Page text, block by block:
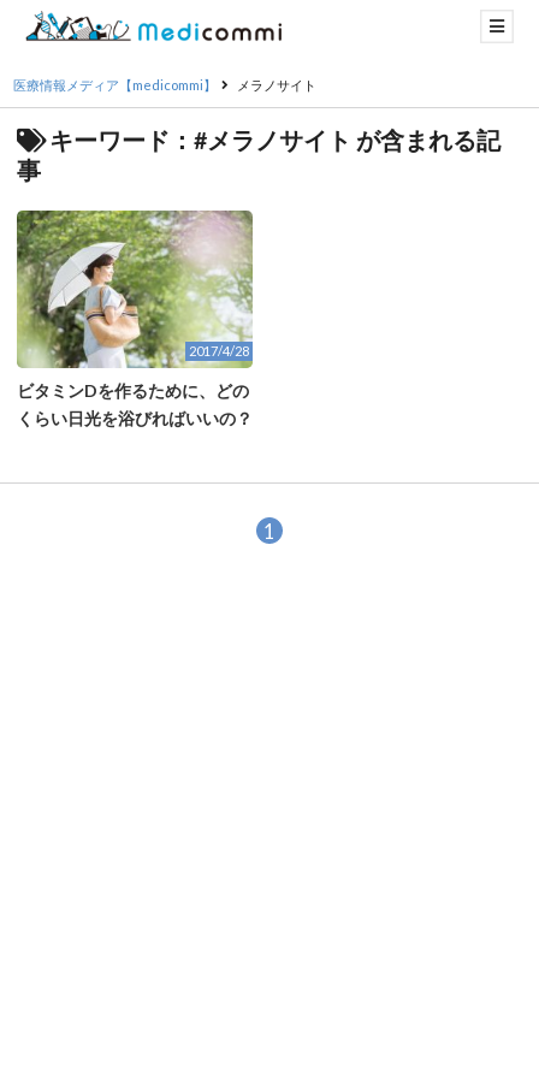
医療情報メディア【medicommi】 メラノサイト
キーワード：#メラノサイト が含まれる記
事
2017/4/28
ビタミンDを作るために、どの
くらい日光を浴びればいいの？
1